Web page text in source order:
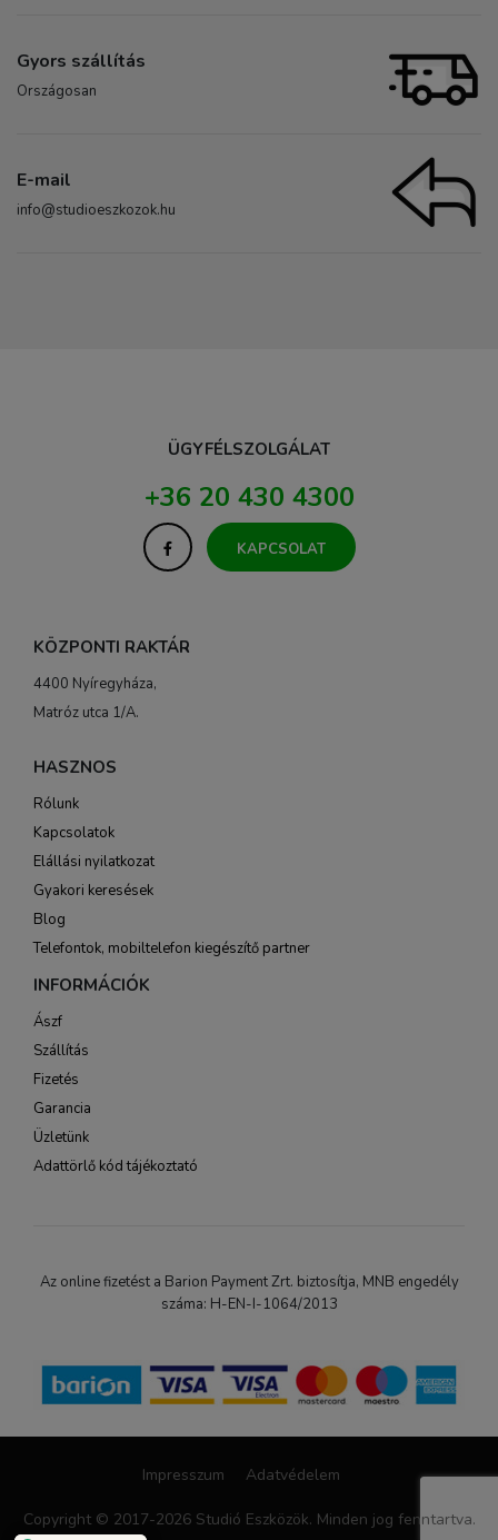
Gyors szállítás
Országosan
E-mail
info@studioeszkozok.hu
ÜGYFÉLSZOLGÁLAT
+36 20 430 4300
KAPCSOLAT
KÖZPONTI RAKTÁR
4400 Nyíregyháza,
Matróz utca 1/A.
HASZNOS
Rólunk
Kapcsolatok
Elállási nyilatkozat
Gyakori keresések
Blog
Telefontok, mobiltelefon kiegészítő partner
INFORMÁCIÓK
Ászf
Szállítás
Fizetés
Garancia
Üzletünk
Adattörlő kód tájékoztató
Az online fizetést a Barion Payment Zrt. biztosítja, MNB engedély
száma: H-EN-I-1064/2013
Impresszum Adatvédelem
Copyright © 2017-2026 Studió Eszközök. Minden jog fenntartva.